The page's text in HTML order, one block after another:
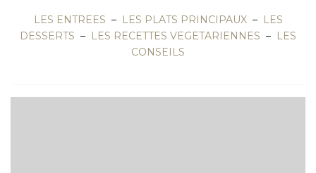
LES ENTREES – LES PLATS PRINCIPAUX– LES
DESSERTS – LES RECETTES VEGETARIENNES – LES
CONSEILS